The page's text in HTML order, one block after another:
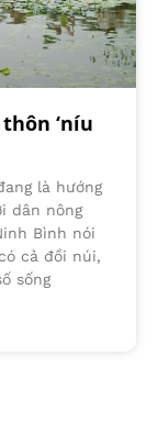
‘níu
là hướng
dân nông
Bình nói
cả đồi núi,
sống